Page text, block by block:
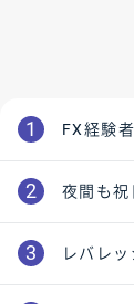
FX経験
夜間も祝
レバレ